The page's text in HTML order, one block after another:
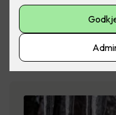
Glamox
Glamox er et norsk
produserer og